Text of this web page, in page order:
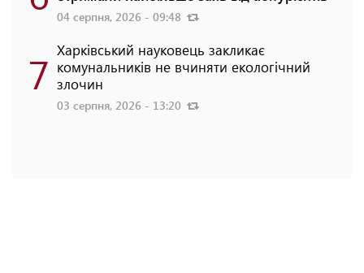
04 серпня, 2026 - 09:48
7 Харківський науковець закликає
комунальників не вчиняти екологічний
злочин
03 серпня, 2026 - 13:20